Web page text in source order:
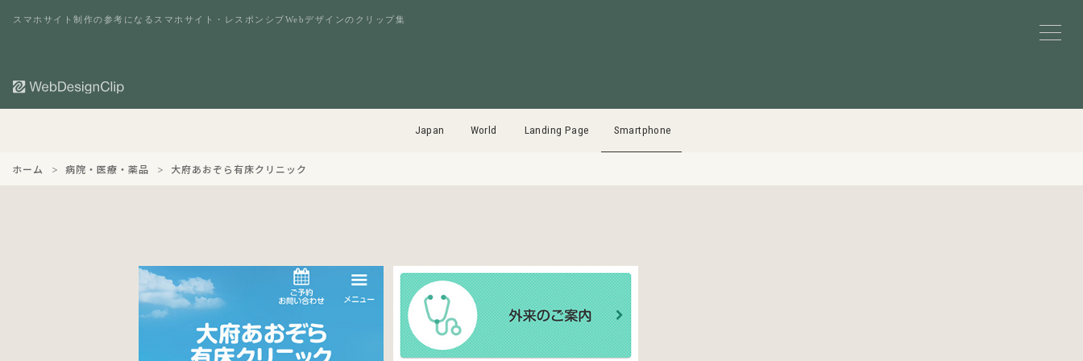
スマホサイト制作の参考になるスマホサイト・レスポンシブWebデザインのクリップ集
Japan World Landing Page Smartphone
ホーム 病院・医療・薬品 大府あおぞら有床クリニック